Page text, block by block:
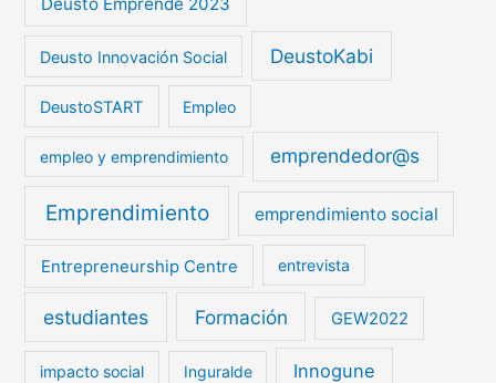
Deusto Innovación Social DeustoKabi
DeustoSTART Empleo
empleo y emprendimiento emprendedor@s
Emprendimiento emprendimiento social
Entrepreneurship Centre entrevista
estudiantes Formación GEW2022
impacto social Inguralde Innogune